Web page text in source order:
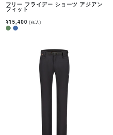
フリー フライデー ショーツ アジアン
フィット
¥15,400(税込)